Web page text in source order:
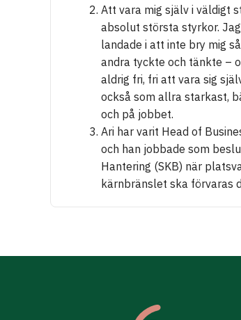
Att vara mig själv i väldigt
absolut största styrkor.
landade i att inte bry mig
andra tyckte och tänkte –
aldrig fri, fri att vara sig
också som allra starkast,
och på jobbet.
Ari har varit Head of
och han jobbade som
Hantering (SKB) när
kärnbränslet ska förvaras